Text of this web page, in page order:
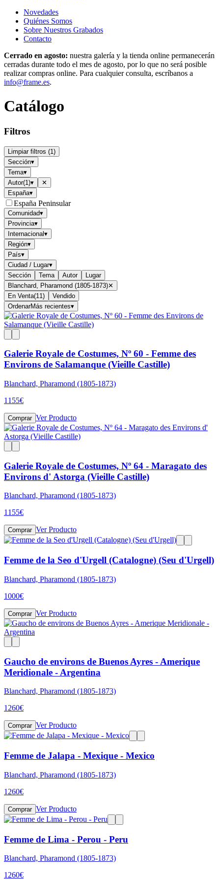
Novedades
Quiénes Somos
Sobre Nuestros Grabados
Contacto
Cerrado en agosto: nuestra galería y la tienda online permanecerán
cerradas durante todo el mes de agosto, por lo que no será posible
realizar compras online. Para cualquier consulta, escríbanos a
info@frame.es.
Catálogo
Filtros
Limpiar filtros (1)
Sección▾
Tema▾
Autor(1)▾
✕
España▾
España Peninsular
Comunidad▾
Provincia▾
Internacional▾
Región▾
País▾
Ciudad / Lugar▾
Sección
Tema Autor
Lugar
Blanchard, Pharamond (1805-1873)✕
En Venta(11)
Vendido
OrdenarMás recientes▾
Galerie Royale de Costumes, Nº 60 - Femme des
Environs de Salamanque (Vieille Castille)
Blanchard, Pharamond (1805-1873)
1155€
Comprar Ver Producto
Galerie Royale de Costumes, Nº 64 - Maragato des
Environs d' Astorga (Vieille Castille)
Blanchard, Pharamond (1805-1873)
1155€
Comprar Ver Producto
Femme de la Seo d'Urgell (Catalogne) (Seu d'Urgell)
Blanchard, Pharamond (1805-1873)
1000€
Comprar Ver Producto
Gaucho de environs de Buenos Ayres - Amerique
Meridionale - Argentina
Blanchard, Pharamond (1805-1873)
1260€
Comprar Ver Producto
Femme de Jalapa - Mexique - Mexico
Blanchard, Pharamond (1805-1873)
1260€
Comprar Ver Producto
Femme de Lima - Perou - Peru
Blanchard, Pharamond (1805-1873)
1260€